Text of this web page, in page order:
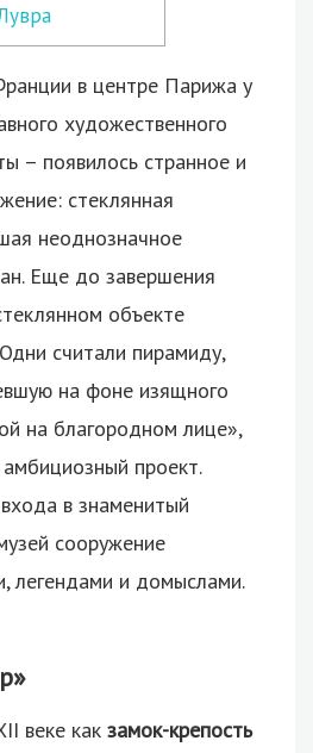
в центре Парижа у
художественного
– появилось странное и
стеклянная
неоднозначное
Еще до завершения
объекте
считали пирамиду,
на фоне изящного
на благородном лице»,
проект.
в знаменитый
сооружение
легендами и домыслами.
веке как замок-крепость